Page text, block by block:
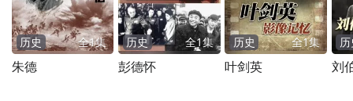
历史 全1集
朱德
历史 全1集
彭德怀
历史 全1集
叶剑英 刘